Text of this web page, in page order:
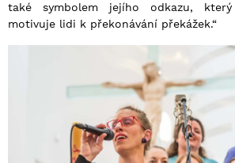
také symbolem jejího odkazu,
motivuje lidi k překonávání překážek.“